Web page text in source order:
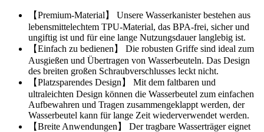
【Premium-Material】 Unsere Wasserkanister bestehen aus
lebensmittelechtem TPU-Material, das BPA-frei, sicher und
ungiftig ist und für eine lange Nutzungsdauer langlebig ist.
【Einfach zu bedienen】 Die robusten Griffe sind ideal zum
Ausgießen und Übertragen von Wasserbeuteln. Das Design
des breiten großen Schraubverschlusses leckt nicht.
【Platzsparendes Design】 Mit dem faltbaren und
ultraleichten Design können die Wasserbeutel zum einfachen
Aufbewahren und Tragen zusammengeklappt werden, der
Wasserbeutel kann für lange Zeit wiederverwendet werden.
【Breite Anwendungen】 Der tragbare Wasserträger eignet